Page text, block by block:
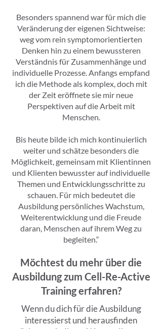
Besonders spannend war für mich die
Veränderung der eigenen Sichtweise:
weg vom rein symptomorientierten
Denken hin zu einem bewussteren
Verständnis für Zusammenhänge und
individuelle Prozesse. Anfangs empfand
ich die Methode als komplex, doch mit
der Zeit eröffnete sie mir neue
Perspektiven auf die Arbeit mit
Menschen.
Bis heute bilde ich mich kontinuierlich
weiter und schätze besonders die
Möglichkeit, gemeinsam mit Klientinnen
und Klienten bewusster auf individuelle
Themen und Entwicklungsschritte zu
schauen. Für mich bedeutet die
Ausbildung persönliches Wachstum,
Weiterentwicklung und die Freude
daran, Menschen auf ihrem Weg zu
begleiten.“
Möchtest du mehr über die
Ausbildung zum Cell-Re-Active
Training erfahren?
Wenn du dich für die Ausbildung
interessierst und herausfinden